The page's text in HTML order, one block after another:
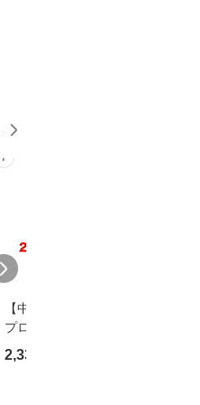
7
【中古】 野ブタ。を
プロデュース [DVD-B
OX] / バップ [DVD]
【メール便送料無料】
2,335